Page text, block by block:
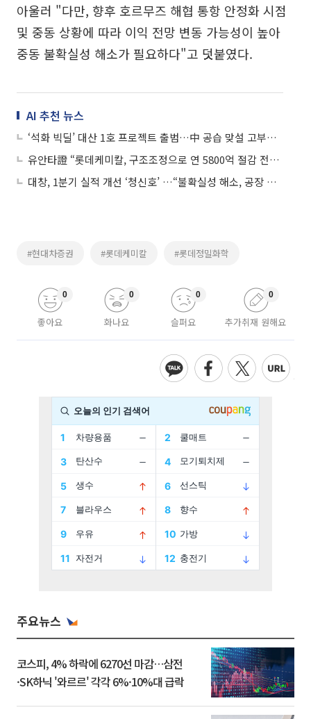
아울러 "다만, 향후 호르무즈 해협 통항 안정화 시점
및 중동 상황에 따라 이익 전망 변동 가능성이 높아
중동 불확실성 해소가 필요하다"고 덧붙였다.
AI 추천 뉴스
‘석화 빅딜’ 대산 1호 프로젝트 출범…中 공습 맞설 고부가 승부수
유안타證 “롯데케미칼, 구조조정으로 연 5800억 절감 전망⋯지금이 매수 타이밍”
대창, 1분기 실적 개선 ‘청신호’ …“불확실성 해소, 공장 풀가동”
#현대차증권 #롯데케미칼 #롯데정밀화학
좋아요
0
화나요
0
슬퍼요
0
추가취재 원해요
0
주요뉴스
코스피, 4% 하락에 6270선 마감…삼전
·SK하닉 '와르르' 각각 6%·10%대 급락